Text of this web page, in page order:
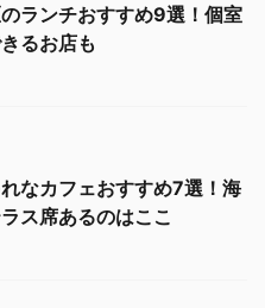
ランチおすすめ9選！個室
るお店も
なカフェおすすめ7選！海
ス席あるのはここ